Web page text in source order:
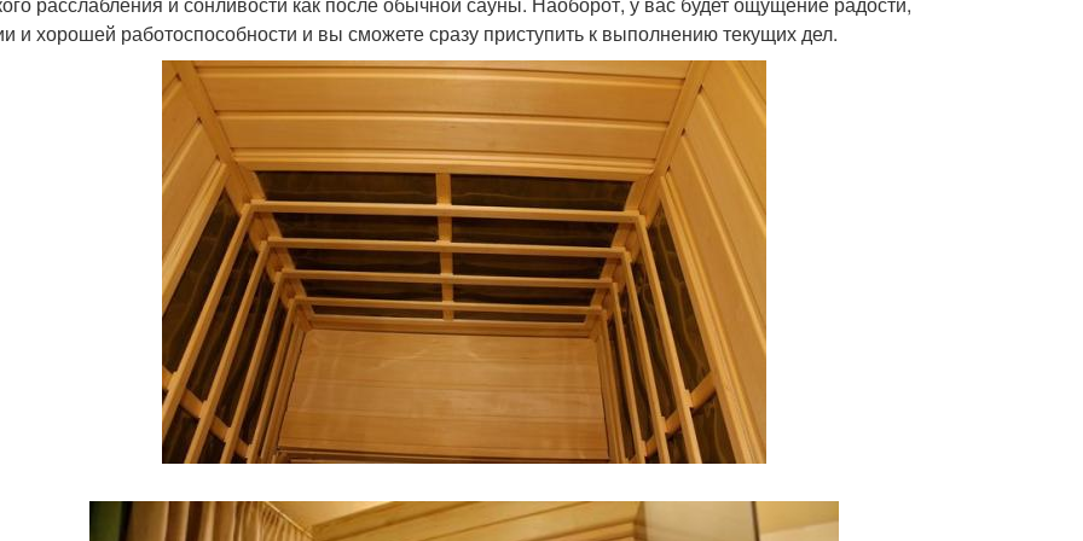
и хорошей работоспособности и вы сможете сразу приступить к выполнению текущих дел.